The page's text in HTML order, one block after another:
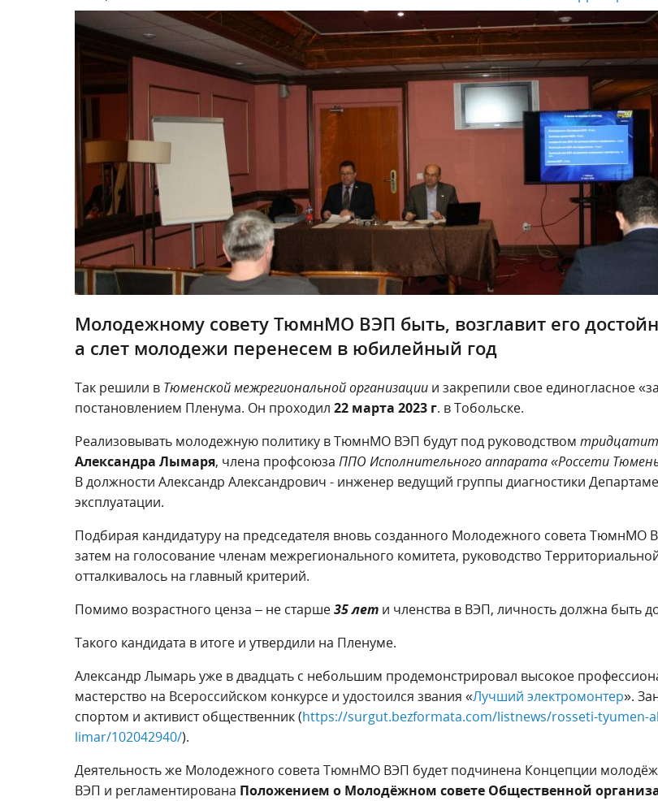
Молодежному совету ТюмнМО ВЭП быть, возглавит его
а слет молодежи перенесем в юбилейный год
Так решили в Тюменской межрегиональной организации и закрепили свое единогласное
постановлением Пленума. Он проходил 22 марта 2023 г. в Тобольске.
Реализовывать молодежную политику в ТюмнМО ВЭП будут под руководством
Александра Лымаря, члена профсоюза ППО Исполнительного аппарата «Россети
В должности Александр Александрович - инженер ведущий группы диагностики
эксплуатации.
Подбирая кандидатуру на председателя вновь созданного Молодежного совета ТюмнМО
затем на голосование членам межрегионального комитета, руководство
отталкивалось на главный критерий.
Помимо возрастного ценза – не старше35 лет и членства в ВЭП, личность должна быть
Такого кандидата в итоге и утвердили на Пленуме.
Александр Лымарь уже в двадцать с небольшим продемонстрировал высокое
мастерство на Всероссийском конкурсе и удостоился звания «Лучший электромонтер».
спортом и активист общественник (https://surgut.bezformata.com/listnews/rosseti-tyumen-
limar/102042940/).
Деятельность же Молодежного совета ТюмнМО ВЭП будет подчинена Концепции
ВЭП и регламентирована Положением о Молодёжном совете Общественной